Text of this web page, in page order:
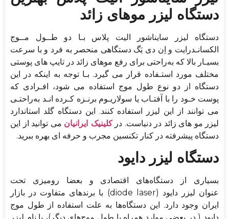
دستگاه لیزر موهای زائد
دستگاه لیزر سایناشور الیت پلاس بـا دو طــول مــوج
الکسانـدرایت و اِن دی یَگ دستگاهی منحصر به فرد و با سرعت
بسیـار بالا که به‌راحتی برای رفع موهای زائد در تایپ­ های پوستی
مختلف مورد استـفاده قرار می گیرد. بـا توجه به اینکه در این
دستگاه از دو نوع طول موج استفاده می­ شود، افـرادی که
پوست خـود را با آفتـاب یا سولاریـوم برنـزه کـرده انـد به‌راحتـی
می توانند از این لیزر استفاده کنند. این دستگاه گلد استاندارد
لیزر مو های زائد در دنیاست. درکلینیک ایرانیان می توانید از این
دستگاه پیشرفته در کنار تکنسین مجرب و حرفه ای بهره ببرید.
دستگاه لیزر دایود
بسیاری از دستگاه‌های اقتصادی و بعضا رومیزی تحت
عنوان لیزر دایود (diode laser) با برند‌های متفاوت در بازار
ایران وجود دارد. این دستگاه‌ها به علت استفاده از طول موج